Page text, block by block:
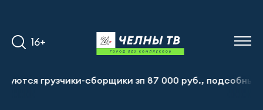
16+
грузчики-сборщики зп 87 000 руб., подсобный